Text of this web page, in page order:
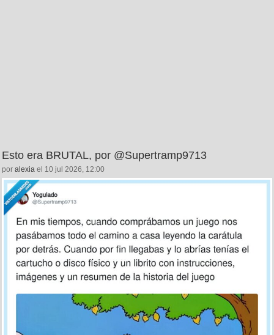
Esto era BRUTAL, por @Supertramp9713
por alexia el 10 jul 2026, 12:00